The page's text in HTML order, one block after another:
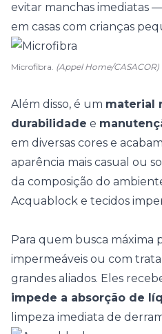
evitar manchas imediatas
em casas com crianças
Microfibra. (Appel Home/CASACOR)
Além disso, é um material
durabilidade e
em diversas cores e
aparência mais casual ou
da composição do
Acquablock e tecidos
Para quem busca máxima
impermeáveis ou com
grandes aliados. Eles
impede a absorção de
limpeza imediata de